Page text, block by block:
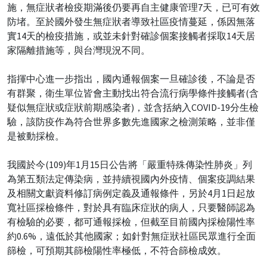
施，無症狀者檢疫期滿後仍要再自主健康管理7天，已可有效
防堵。至於國外發生無症狀者導致社區疫情蔓延，係因無落
實14天的檢疫措施，或並未針對確診個案接觸者採取14天居
家隔離措施等，與台灣現況不同。
指揮中心進一步指出，國內通報個案一旦確診後，不論是否
有群聚，衛生單位皆會主動找出符合流行病學條件接觸者(含
疑似無症狀或症狀前期感染者)，並含括納入COVID-19分生檢
驗，該防疫作為符合世界多數先進國家之檢測策略，並非僅
是被動採檢。
我國於今(109)年1月15日公告將「嚴重特殊傳染性肺炎」列
為第五類法定傳染病，並持續視國內外疫情、個案疫調結果
及相關文獻資料修訂病例定義及通報條件，另於4月1日起放
寬社區採檢條件，對於具有臨床症狀的病人，只要醫師認為
有檢驗的必要，都可通報採檢，但截至目前國內採檢陽性率
約0.6%，遠低於其他國家；如針對無症狀社區民眾進行全面
篩檢，可預期其篩檢陽性率極低，不符合篩檢成效。